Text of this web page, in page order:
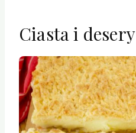
Ciasta i desery